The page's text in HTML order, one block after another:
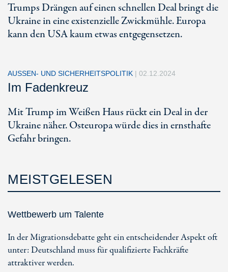
Trumps Drängen auf einen schnellen Deal bringt die
Ukraine in eine existenzielle Zwickmühle. Europa
kann den USA kaum etwas entgegensetzen.
AUSSEN- UND SICHERHEITSPOLITIK | 02.12.2024
Im Fadenkreuz
Mit Trump im Weißen Haus rückt ein Deal in der
Ukraine näher. Osteuropa würde dies in ernsthafte
Gefahr bringen.
MEISTGELESEN
Wettbewerb um Talente
In der Migrationsdebatte geht ein entscheidender Aspekt oft
unter: Deutschland muss für qualifizierte Fachkräfte
attraktiver werden.